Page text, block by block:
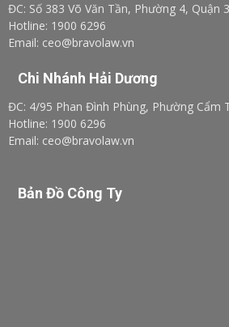
ĐC: Số 383 Võ Văn Tần, Phường 4, Quận
Hotline: 1900 6296
Email: ceo@bravolaw.vn
Chi Nhánh Hải Dương
ĐC: 4/95 Phan Đình Phùng, Phường Cẩm
Hotline: 1900 6296
Email: ceo@bravolaw.vn
Bản Đồ Công Ty